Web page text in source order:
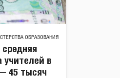
ОБРАЗОВАНИЯ
учителей в
45 тысяч